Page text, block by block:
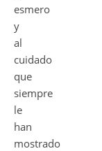
esmero
y
al
cuidado
que
siempre
le
han
mostrado